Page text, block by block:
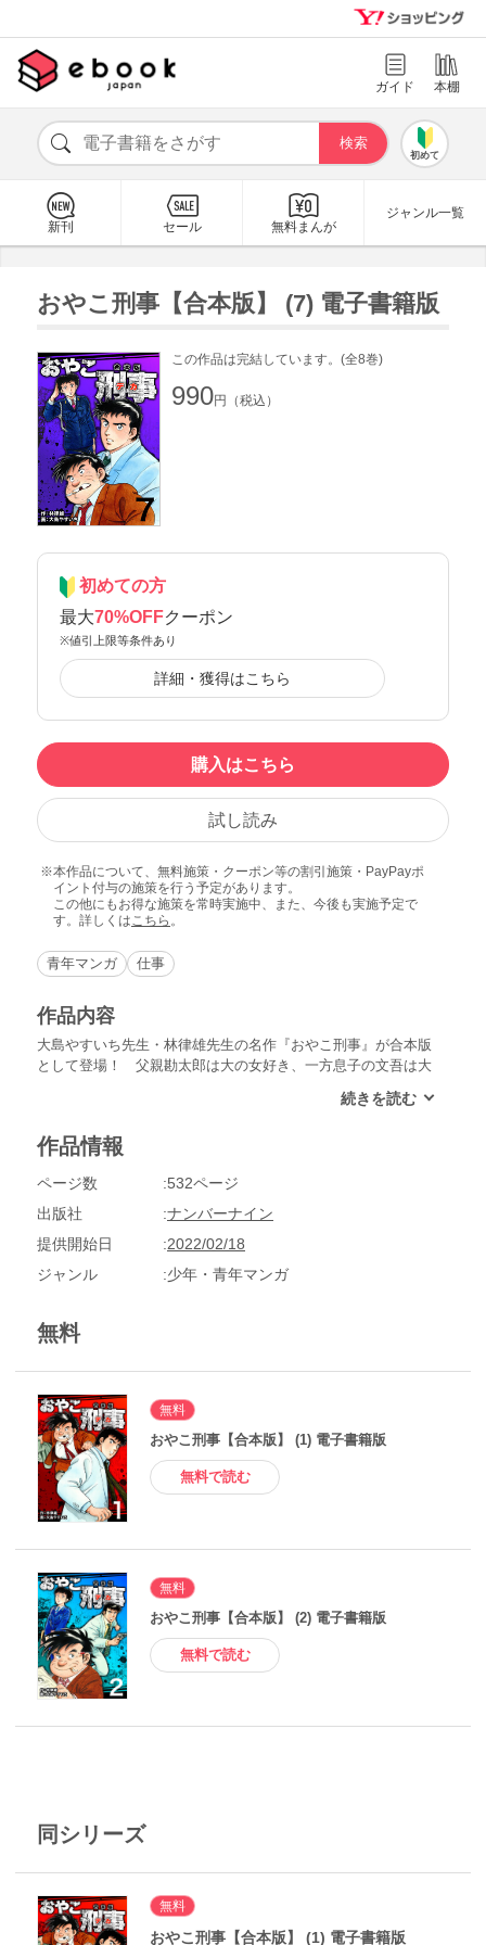
ガイド 本棚
初めて
新刊 セール 無料まんが
ジャンル一覧
おやこ刑事【合本版】 (7) 電子書籍版
この作品は完結しています。(全8巻)
990円（税込）
初めての方
最大70%OFFクーポン
※値引上限等条件あり
詳細・獲得はこちら
購入はこちら
試し読み
本作品について、無料施策・クーポン等の割引施策・PayPayポ
イント付与の施策を行う予定があります。
この他にもお得な施策を常時実施中、また、今後も実施予定で
す。詳しくは こちら 。
青年マンガ 仕事
作品内容
大島やすいち先生・林律雄先生の名作『おやこ刑事』が合本版
として登場！ 父親勘太郎は大の女好き、一方息子の文吾は大
きデコボコ刑事コンビがさまざまな事件の解決を通して、人間
版全8巻。
作品情報
ページ数
532ページ
出版社
ナンバーナイン
提供開始日
2022/02/18
ジャンル
少年・青年マンガ
無料
無料
おやこ刑事【合本版】 (1) 電子書籍版
無料で読む
無料
おやこ刑事【合本版】 (2) 電子書籍版
無料で読む
同シリーズ
無料
おやこ刑事【合本版】 (1) 電子書籍版